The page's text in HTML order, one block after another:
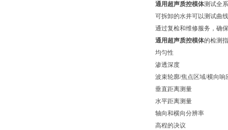
通用超声质控模体测试全
可拆卸的水井可以测试曲
通过复检和维修服务，确
通用超声质控模体的检测
均匀性
渗透深度
波束轮廓/焦点区域/横向响
垂直距离测量
水平距离测量
轴向和横向分辨率
高程的决议